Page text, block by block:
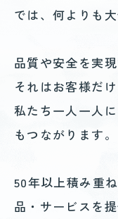
では、何よりも
品質や安全を実現
それはお客様だけ
私たち一人一人
もつながります。
50年以上積み重
品・サービスを